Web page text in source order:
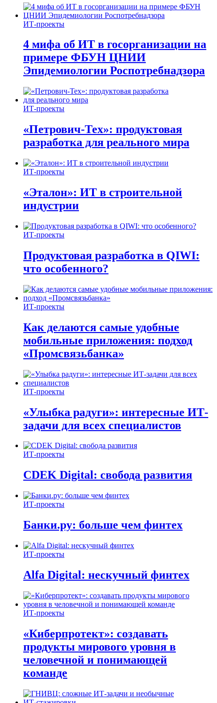
ИТ-проекты
4 мифа об ИТ в госорганизации на
примере ФБУН ЦНИИ
Эпидемиологии Роспотребнадзора
ИТ-проекты
«Петрович-Тех»: продуктовая
разработка для реального мира
ИТ-проекты
«Эталон»: ИТ в строительной
индустрии
ИТ-проекты
Продуктовая разработка в QIWI:
что особенного?
ИТ-проекты
Как делаются самые удобные
мобильные приложения: подход
«Промсвязьбанка»
ИТ-проекты
«Улыбка радуги»: интересные ИТ-
задачи для всех специалистов
ИТ-проекты
CDEK Digital: свобода развития
ИТ-проекты
Банки.ру: больше чем финтех
ИТ-проекты
Alfa Digital: нескучный финтех
ИТ-проекты
«Киберпротект»: создавать
продукты мирового уровня в
человечной и понимающей
команде